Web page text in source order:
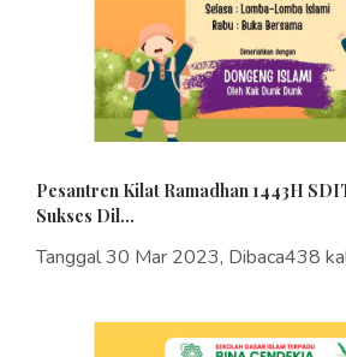
Pesantren Kilat Ramadhan 1443H
Sukses Dil...
Tanggal 30 Mar 2023, Dibaca438